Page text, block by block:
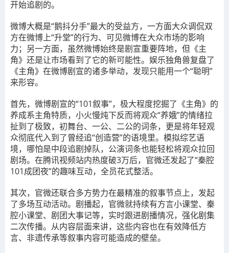
开始追剧的。
微博大概是“鹅抖分手”最大的受益方，一方面大众调侃双
方在微博上“升堂”的行为、可见微博在大众市场的影响
力；另一方面，虽然微博始终是剧宣重要阵地，但《主
角》还是让市场看到了它的新可能性。娱乐独角兽复盘了
《主角》在微博剧宣的诸多举动，发现只能用一个“聪明”
来形容。
首先，微博剧宣的“101叙事”，极大程度挖掘了《主角》的
养成系主角特质，小火慢炖下反而将观众“养娥”的情绪拉
扯到了极致，初舞台、一公、二公的词条，更是将年轻观
众彻底代入到了曾经追“创造营”的语境里。模拟综艺语
境，哪怕是中段追剧掉队，公演词条也能轻松将观众拉回
剧场。在腾讯视频站内热度破3万后，官微还发起了“秦腔
101成团夜”的趣味互动，全员花式整活。
其次，官微还联合多方势力在最精准的叙事节点上，发起
了多场互动活动。 剧播起，官微就持续有方言小课堂、秦
腔小课堂、剧团大事记等，实时跟进剧播情况，强化剧集
二次传播。从内容层面来讲，这些内容也在有效降低方
言、非遗传承等叙事内容可能造成的壁垒。